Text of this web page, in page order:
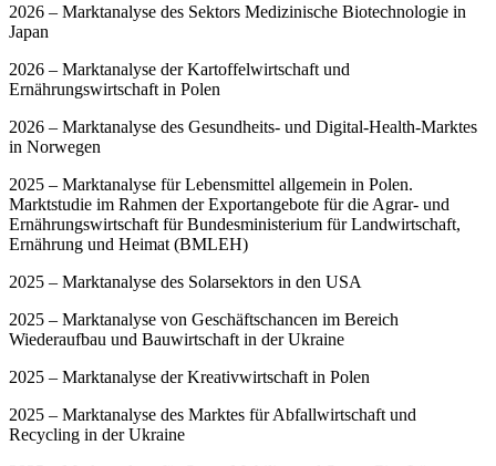
2026 – Marktanalyse des Sektors Medizinische Biotechnologie in
Japan
2026 – Marktanalyse der Kartoffelwirtschaft und
Ernährungswirtschaft in Polen
2026 – Marktanalyse des Gesundheits- und Digital-Health-Marktes
in Norwegen
2025 – Marktanalyse für Lebensmittel allgemein in Polen.
Marktstudie im Rahmen der Exportangebote für die Agrar- und
Ernährungswirtschaft für Bundesministerium für Landwirtschaft,
Ernährung und Heimat (BMLEH)
2025 – Marktanalyse des Solarsektors in den USA
2025 – Marktanalyse von Geschäftschancen im Bereich
Wiederaufbau und Bauwirtschaft in der Ukraine
2025 – Marktanalyse der Kreativwirtschaft in Polen
2025 – Marktanalyse des Marktes für Abfallwirtschaft und
Recycling in der Ukraine